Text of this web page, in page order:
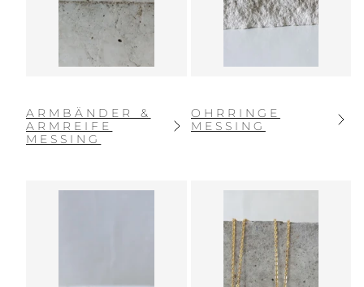
ARMBÄNDER &
ARMREIFE
MESSING
OHRRINGE
MESSING